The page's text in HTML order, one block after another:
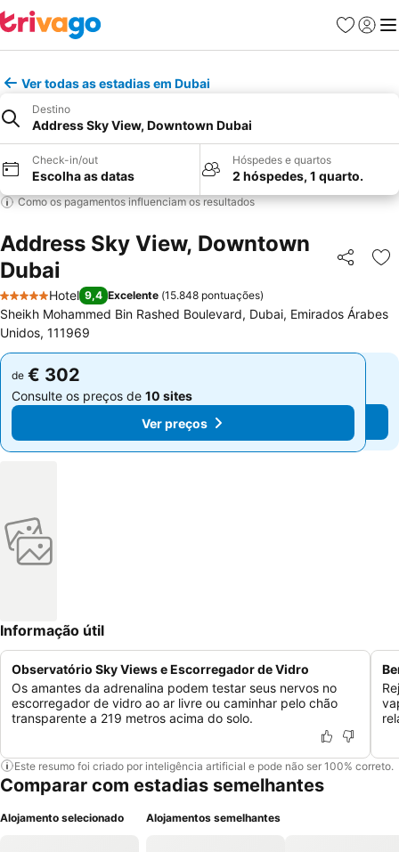
Favoritos
Iniciar
Ver todas as estadias em Dubai
Destino
Address Sky View, Downtown Dubai
Check-in/out
Escolha as datas
Hóspedes e quartos
2 hóspedes, 1 quarto.
Como os pagamentos influenciam os resultados
Address Sky View, Downtown
Dubai
Partilhar
5 Estrelas
Hotel 9,4 Excelente (15.848 pontuações)
Sheikh Mohammed Bin Rashed Boulevard, Dubai, Emirados Árabes
Unidos, 111969
de € 302
Consulte os preços de 10 sites
Ver preços
de € 302
Consulte os preços de 10 sites
Ver preços
Informação útil
Observatório Sky Views e Escorregador de Vidro
Os amantes da adrenalina podem testar seus nervos no
escorregador de vidro ao ar livre ou caminhar pelo chão
transparente a 219 metros acima do solo.
Este resumo foi criado por inteligência artificial e pode não ser 100% correto.
Comparar com estadias semelhantes
Alojamento selecionado Alojamentos semelhantes